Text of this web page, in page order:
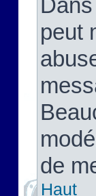
peut
de
Haut